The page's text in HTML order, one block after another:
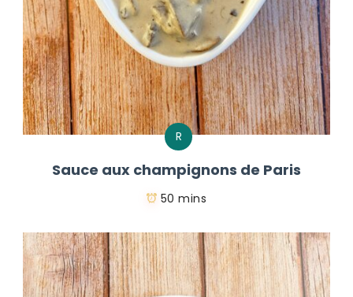
R
Sauce aux champignons de Paris
50 mins